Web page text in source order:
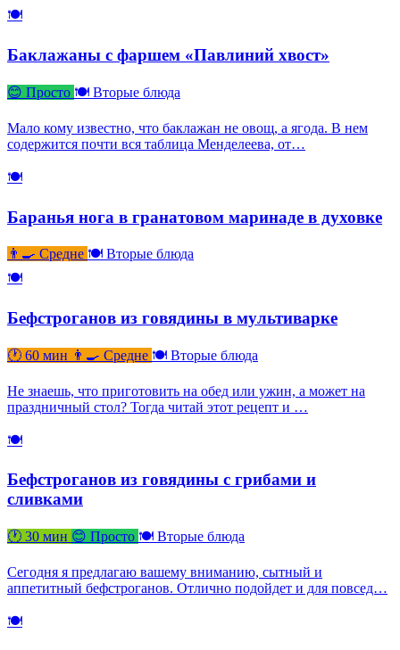
🍽
Баклажаны с фаршем «Павлиний хвост»
😊 Просто 🍽 Вторые блюда
Мало кому известно, что баклажан не овощ, а ягода. В нем
содержится почти вся таблица Менделеева, от…
🍽
Баранья нога в гранатовом маринаде в духовке
👨‍🍳 Средне 🍽 Вторые блюда
🍽
Бефстроганов из говядины в мультиварке
🕐 60 мин 👨‍🍳 Средне 🍽 Вторые блюда
Не знаешь, что приготовить на обед или ужин, а может на
праздничный стол? Тогда читай этот рецепт и …
🍽
Бефстроганов из говядины с грибами и
сливками
🕐 30 мин 😊 Просто 🍽 Вторые блюда
Сегодня я предлагаю вашему вниманию, сытный и
аппетитный бефстроганов. Отлично подойдет и для повсед…
🍽